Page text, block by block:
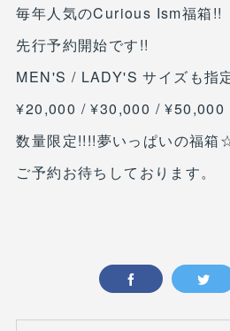
毎年人気のCurious Ism福箱!!
先行予約開始です!!
MEN'S / LADY'S サイズも指
¥20,000 / ¥30,000 / ¥50,000
数量限定!!!!夢いっぱいの福箱
ご予約お待ちしております。